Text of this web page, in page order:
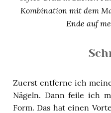
Kombination mit dem
Ende auf
Zuerst entferne ich
Nägeln. Dann feile ich
Form. Das hat einen